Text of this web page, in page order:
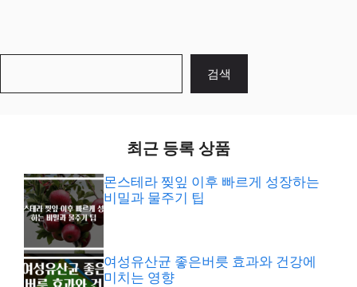
검색
최근 등록 상품
몬스테라 찢잎 이후 빠르게 성장하는
비밀과 물주기 팁
여성유산균 좋은버릇 효과와 건강에
미치는 영향